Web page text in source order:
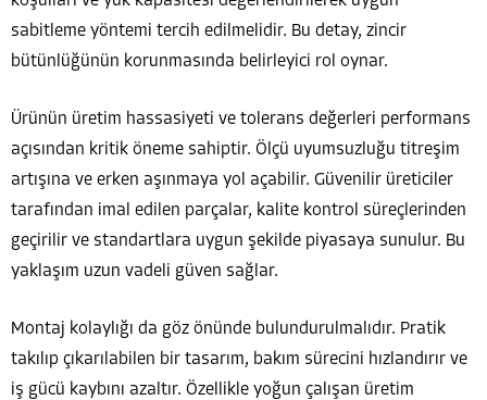
sabitleme yöntemi tercih edilmelidir. Bu detay, zincir
bütünlüğünün korunmasında belirleyici rol oynar.
Ürünün üretim hassasiyeti ve tolerans değerleri performans
açısından kritik öneme sahiptir. Ölçü uyumsuzluğu titreşim
artışına ve erken aşınmaya yol açabilir. Güvenilir üreticiler
tarafından imal edilen parçalar, kalite kontrol süreçlerinden
geçirilir ve standartlara uygun şekilde piyasaya sunulur. Bu
yaklaşım uzun vadeli güven sağlar.
Montaj kolaylığı da göz önünde bulundurulmalıdır. Pratik
takılıp çıkarılabilen bir tasarım, bakım sürecini hızlandırır ve
iş gücü kaybını azaltır. Özellikle yoğun çalışan üretim